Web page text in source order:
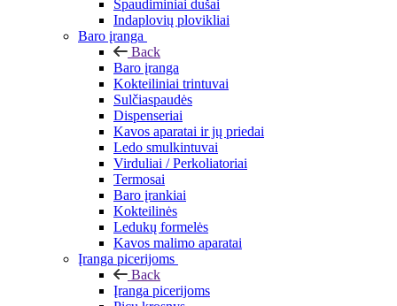
Spaudiminiai dušai
Indaplovių plovikliai
Baro įranga
Back
Baro įranga
Kokteiliniai trintuvai
Sulčiaspaudės
Dispenseriai
Kavos aparatai ir jų priedai
Ledo smulkintuvai
Virduliai / Perkoliatoriai
Termosai
Baro įrankiai
Kokteilinės
Ledukų formelės
Kavos malimo aparatai
Įranga picerijoms
Back
Įranga picerijoms